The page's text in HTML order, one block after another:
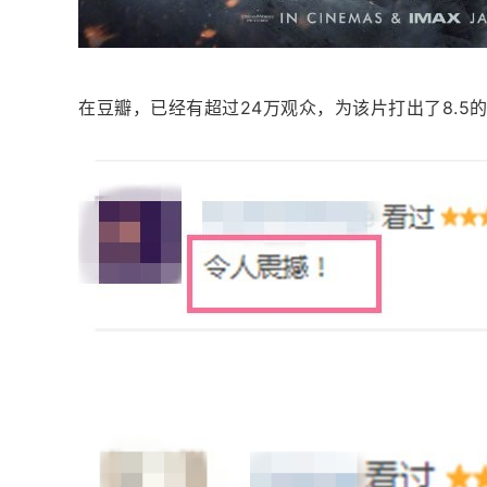
在豆瓣，已经有超过24万观众，为该片打出了8.5